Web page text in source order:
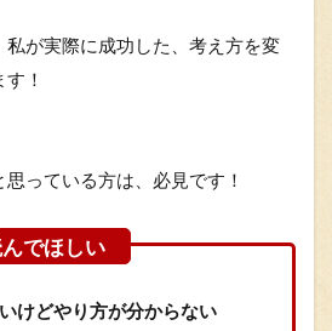
私が実際に成功した、考え方を変
！
っている方は、必見です！
けどやり方が分からない